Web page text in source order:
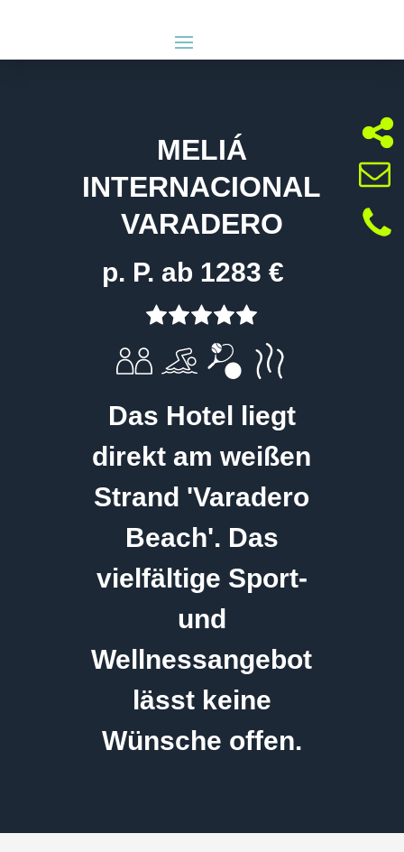
MELIÁ
INTERNACIONAL
VARADERO
p. P. ab 1283 €
Das Hotel liegt
direkt am weißen
Strand 'Varadero
Beach'. Das
vielfältige Sport-
und
Wellnessangebot
lässt keine
Wünsche offen.